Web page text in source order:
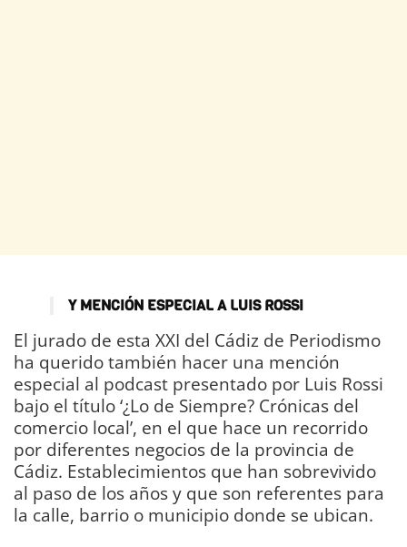
Y MENCIÓN ESPECIAL A LUIS ROSSI
El jurado de esta XXI del Cádiz de Periodismo
ha querido también hacer una mención
especial al podcast presentado por Luis Rossi
bajo el título ‘¿Lo de Siempre? Crónicas del
comercio local’, en el que hace un recorrido
por diferentes negocios de la provincia de
Cádiz. Establecimientos que han sobrevivido
al paso de los años y que son referentes para
la calle, barrio o municipio donde se ubican.